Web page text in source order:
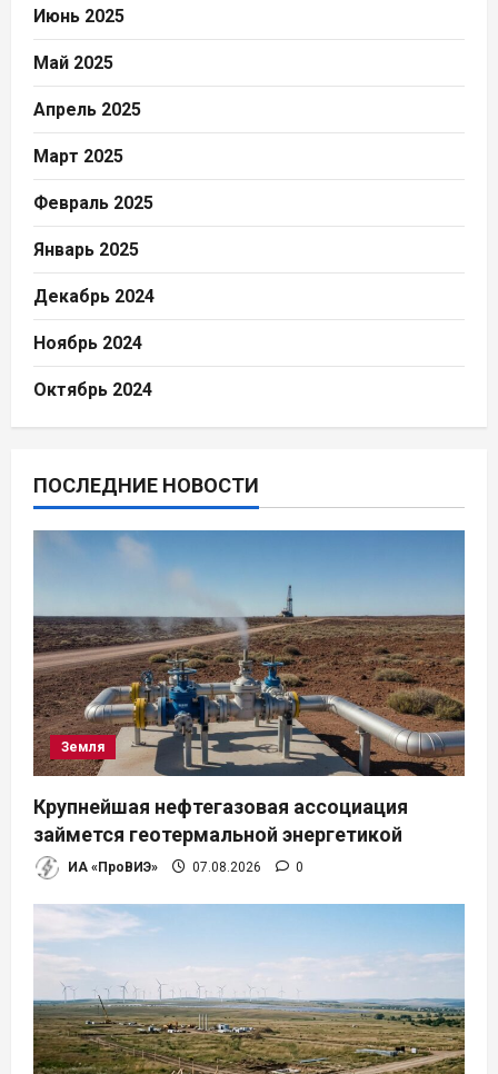
Июнь 2025
Май 2025
Апрель 2025
Март 2025
Февраль 2025
Январь 2025
Декабрь 2024
Ноябрь 2024
Октябрь 2024
ПОСЛЕДНИЕ НОВОСТИ
Земля
Крупнейшая нефтегазовая ассоциация
займется геотермальной энергетикой
ИА «ПроВИЭ» 07.08.2026 0